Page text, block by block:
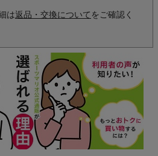
は返品・交換について をご確認く